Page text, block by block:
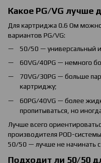
Какое PG/VG лучше
Для картриджа 0.6 Ом
вариантов PG/VG:
50/50 — универсальный
60VG/40PG — немного
70VG/30PG — больше
картриджу;
60PG/40VG — более
пропитываться, но
Лучше всего
производителя POD-
50/50 — лучше не начинать с
Подходит ли 50/50